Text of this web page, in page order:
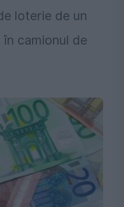
loterie de un
camionul de